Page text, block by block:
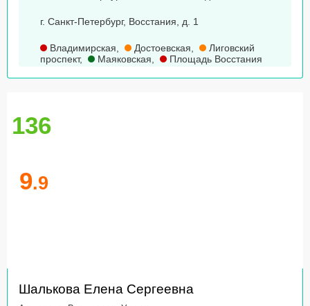
г. Санкт-Петербург, Восстания, д. 1
Владимирская, Достоевская,
Лиговский
проспект, Маяковская, Площадь Восстания
136
9.9
Шалькова Елена Сергеевна